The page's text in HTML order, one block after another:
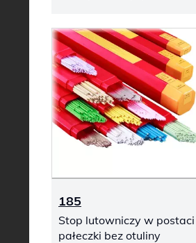
185
Stop lutowniczy w postaci
pałeczki bez otuliny